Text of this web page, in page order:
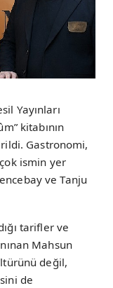
Yayınları
kitabının
Gastronomi,
ismin yer
ve Tanju
tarifler ve
Mahsun
değil,
de